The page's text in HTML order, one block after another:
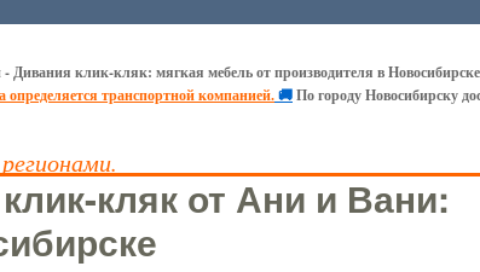
клик-кляк: мягкая мебель от производителя в
определяется транспортной компанией.🚚По городу Новосибирску
кляк от Ани и Вани: